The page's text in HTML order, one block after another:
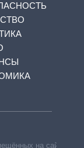
на сайте,